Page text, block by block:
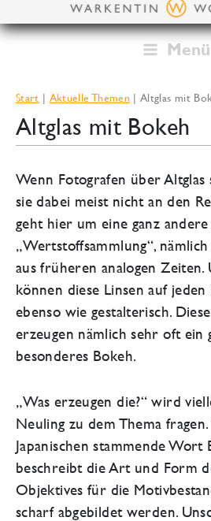
Inhalt
Menü
Start Aktuelle Themen Altglas mit
Altglas mit Bokeh
Wenn Fotografen über Altglas
sie dabei meist nicht an den
geht hier um eine ganz
„Wertstoffsammlung“,
aus früheren analogen
können diese Linsen auf jeden
ebenso wie gestalterisch.
erzeugen nämlich sehr oft ein
besonderes Bokeh.
„Was erzeugen die?“ wird
Neuling zu dem Thema fragen.
Japanischen stammende Wort
beschreibt die Art und Form
Objektives für die
scharf abgebildet werden.